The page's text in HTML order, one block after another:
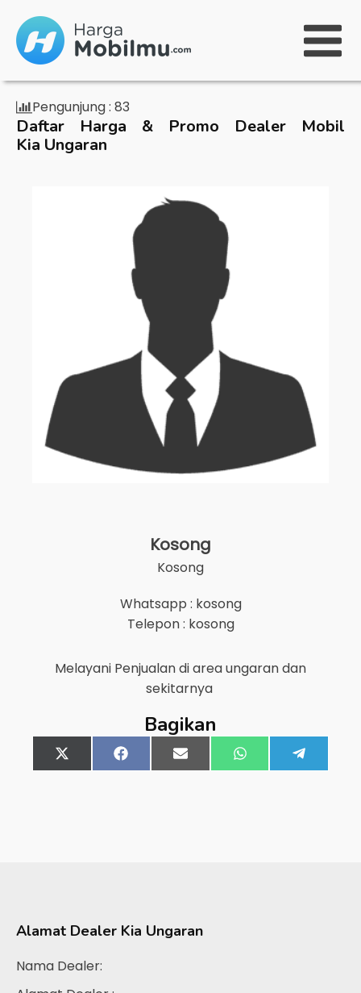
Pengunjung : 83
Daftar Harga & Promo Dealer Mobil
Kia Ungaran
Kosong
Kosong
Whatsapp : kosong
Telepon : kosong
Melayani Penjualan di areaungarandan
sekitarnya
Bagikan
Share
on
X
(Twitter)
Share
on
FacebookShare
on
Email Share
on
WhatsApp
on
Alamat Dealer Kia Ungaran
Nama Dealer: